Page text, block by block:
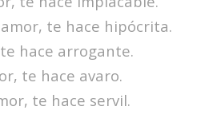
te hace hipócrita.
hace arrogante.
te hace avaro.
te hace servil.